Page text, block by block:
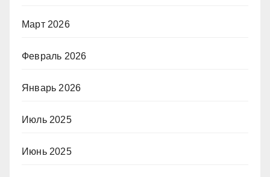
Март 2026
Февраль 2026
Январь 2026
Июль 2025
Июнь 2025